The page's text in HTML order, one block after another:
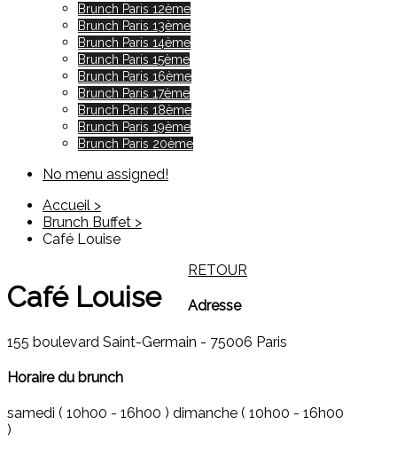
Brunch Paris 12ème
Brunch Paris 13ème
Brunch Paris 14ème
Brunch Paris 15ème
Brunch Paris 16ème
Brunch Paris 17ème
Brunch Paris 18ème
Brunch Paris 19ème
Brunch Paris 20ème
No menu assigned!
Accueil >
Brunch Buffet >
Café Louise
Café Louise
RETOUR
Adresse
155 boulevard Saint-Germain - 75006 Paris
Horaire du brunch
samedi ( 10h00 - 16h00 ) dimanche ( 10h00 - 16h00
)